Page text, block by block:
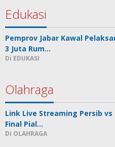
Edukasi
Pemprov Jabar Kawal
3 Juta Rum…
Di EDUKASI
Olahraga
Link Live Streaming Persib vs
Final Pial…
Di OLAHRAGA